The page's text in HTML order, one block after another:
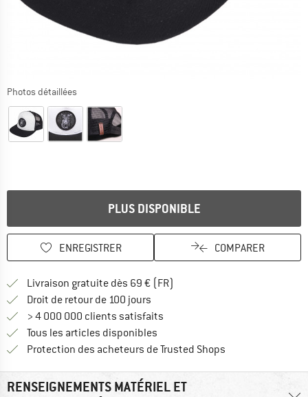
Photos détaillées
PLUS DISPONIBLE
ENREGISTRER COMPARER
Livraison gratuite dès 69 € (FR)
Droit de retour de 100 jours
> 4 000 000 clients satisfaits
Tous les articles disponibles
Protection des acheteurs de Trusted Shops
RENSEIGNEMENTS MATÉRIEL ET